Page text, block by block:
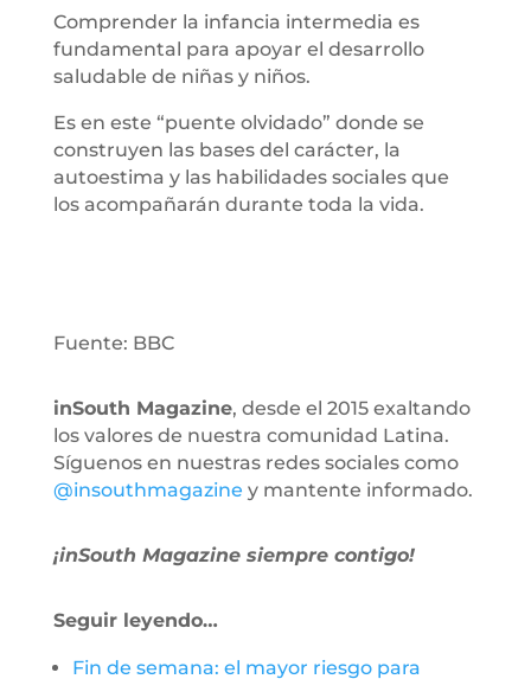
Comprender la infancia intermedia es
fundamental para apoyar el desarrollo
saludable de niñas y niños.
Es en este “puente olvidado” donde se
construyen las bases del carácter, la
autoestima y las habilidades sociales que
los acompañarán durante toda la vida.
Fuente: BBC
inSouth Magazine, desde el 2015 exaltando
los valores de nuestra comunidad Latina.
Síguenos en nuestras redes sociales como
@insouthmagazine y mantente informado.
¡inSouth Magazine siempre contigo!
Seguir leyendo…
Fin de semana: el mayor riesgo para